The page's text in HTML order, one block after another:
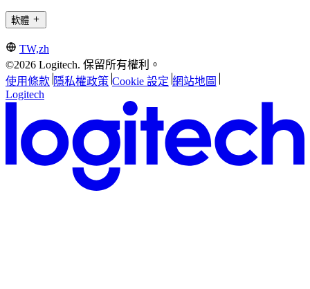
軟體
TW,zh
©2026 Logitech. 保留所有權利。
使用條款 隱私權政策 Cookie 設定 網站地圖
Logitech